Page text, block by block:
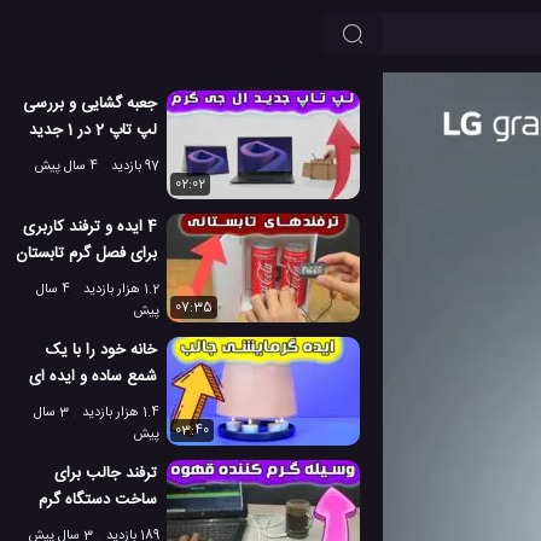
جعبه گشایی و بررسی
لپ تاپ 2 در 1 جدید
ال جی گرم 2022
97 بازدید
4 سال پیش
02:02
4 ایده و ترفند کاربری
برای فصل گرم تابستان
1.2 هزار بازدید
4 سال
پیش
07:35
خانه خود را با یک
شمع ساده و ایده ای
جالب گرم کنید!
1.4 هزار بازدید
3 سال
پیش
03:40
ترفند جالب برای
ساخت دستگاه گرم
کننده قهوه
189 بازدید
3 سال پیش